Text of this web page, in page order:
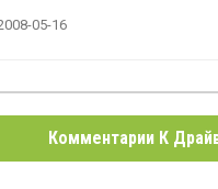
05-16
Комментарии К